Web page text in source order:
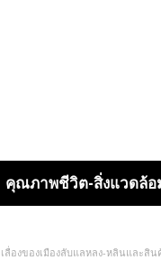
คุณภาพชีวิต-สิ่งแวดล้อ
องของเมืองลับแลหลง-หลินและสิ